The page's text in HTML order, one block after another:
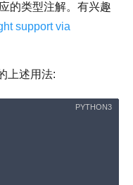
的类型注解。有兴趣
support via
上述用法: